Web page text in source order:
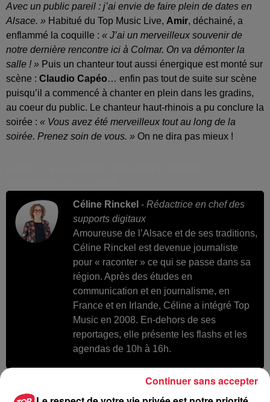
Avec un public pareil : j’ai envie de faire plein de dates en
Alsace. » Habitué du Top Music Live, Amir, déchainé, a
enflammé la coquille : « J’ai un merveilleux souvenir de
notre dernière rencontre ici à Colmar. On va démonter la
salle ! » Puis un chanteur tout aussi énergique est monté sur
scène : Claudio Capéo… enfin pas tout de suite sur scène
puisqu’il a commencé à chanter en plein dans les gradins,
au coeur du public. Le chanteur haut-rhinois a pu conclure la
soirée : « Vous avez été merveilleux tout au long de la
soirée. Prenez soin de vous. » On ne dira pas mieux !
Céline Rinckel - Rédactrice en chef des
supports digitaux
Amoureuse de l’Alsace et de ses traditions,
Céline Rinckel est devenue journaliste
pour « raconter » ce qui se passe dans sa
région. Après des études en
communication et en journalisme, en
France et en Irlande, Céline a intégré Top
Music en 2008. En-dehors de ses
reportages, elle présente les flashs et les
agendas de 10h à 16h.
Continuer sans accepter